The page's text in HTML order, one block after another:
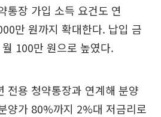
통장 가입 소득 요건도 연
만 원까지 확대한다. 납입 금
100만 원으로 높였다.
전용 청약통장과 연계해 분양
양가 80%까지 2%대 저금리로